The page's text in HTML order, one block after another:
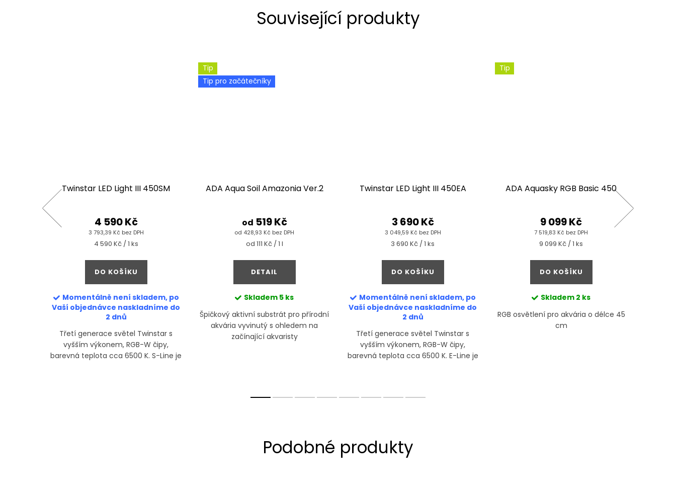
Související produkty
Twinstar LED Light III 450SM
3 793,39 Kč bez DPH
4 590 Kč
Měrná
4 590 Kč / 1 ks
DO KOŠÍKU
Momentálně není skladem, po
Vaší objednávce naskladníme do
2 dnů
Třetí generace světel Twinstar s
vyšším výkonem, RGB-W čipy,
barevná teplota cca 6500 K. S-Line je
Tip
Tip pro začátečníky
ADA Aqua Soil Amazonia Ver.2
od 428,93 Kč bez DPH
od 519 Kč
Měrná
od 111 Kč / 1 l
DETAIL
Skladem 5 ks
Špičkový aktivní substrát pro přírodní
akvária vyvinutý s ohledem na
začínající akvaristy
Twinstar LED Light III 450EA
3 049,59 Kč bez DPH
3 690 Kč
Měrná
3 690 Kč / 1 ks
DO KOŠÍKU
Momentálně není skladem, po
Vaší objednávce naskladníme do
2 dnů
Třetí generace světel Twinstar s
vyšším výkonem, RGB-W čipy,
barevná teplota cca 6500 K. E-Line je
Tip
ADA Aquasky RGB Basic 450
7 519,83 Kč bez DPH
9 099 Kč
Měrná
9 099 Kč / 1 ks
DO KOŠÍKU
Skladem 2 ks
RGB osvětlení pro akvária o délce 45
cm